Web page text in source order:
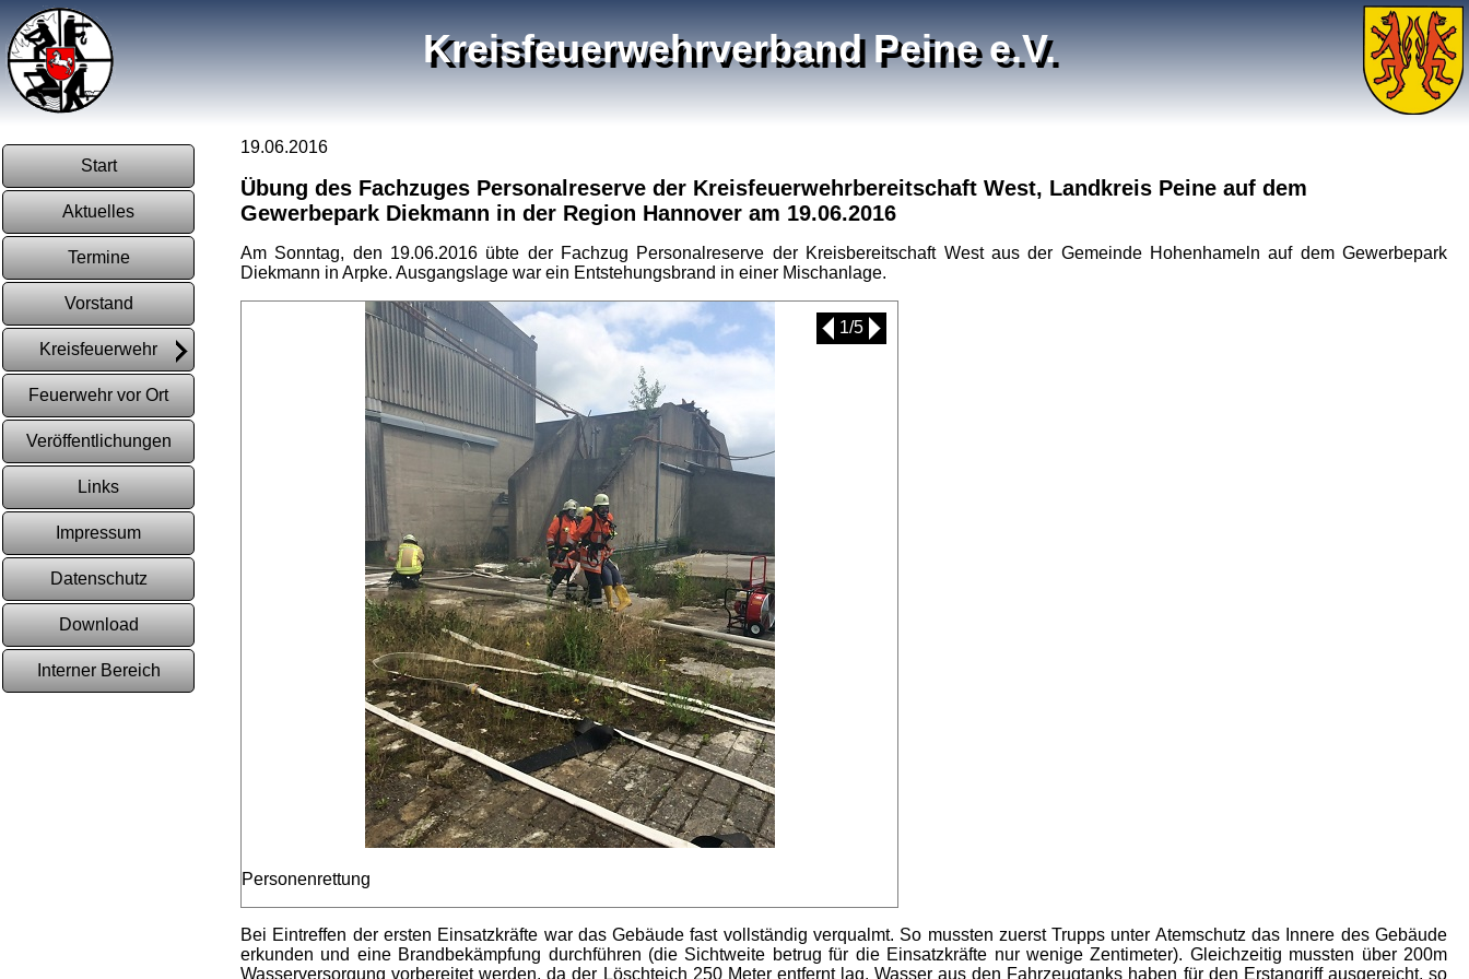
Kreisfeuerwehrverband Peine e.V.
Start
Aktuelles
Termine
Vorstand
Kreisfeuerwehr
Feuerwehr vor Ort
Veröffentlichungen
Links
Impressum
Datenschutz
Download
Interner Bereich
19.06.2016
Übung des Fachzuges Personalreserve der Kreisfeuerwehrbereitschaft West, Landkreis Peine auf dem
Gewerbepark Diekmann in der Region Hannover am 19.06.2016
Am Sonntag, den 19.06.2016 übte der Fachzug Personalreserve der Kreisbereitschaft West aus der Gemeinde Hohenhameln auf dem Gewerbepark
Diekmann in Arpke. Ausgangslage war ein Entstehungsbrand in einer Mischanlage.
Personenrettung
1/5
Bei Eintreffen der ersten Einsatzkräfte war das Gebäude fast vollständig verqualmt. So mussten zuerst Trupps unter Atemschutz das Innere des Gebäude
erkunden und eine Brandbekämpfung durchführen (die Sichtweite betrug für die Einsatzkräfte nur wenige Zentimeter). Gleichzeitig mussten über 200m
Wasserversorgung vorbereitet werden, da der Löschteich 250 Meter entfernt lag. Wasser aus den Fahrzeugtanks haben für den Erstangriff ausgereicht, so